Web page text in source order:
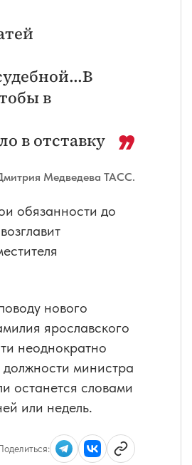
в
в отставку
Медведева ТАСС.
обязанности до
нового
ярославского
неоднократно
министра
останется словами
или недель.